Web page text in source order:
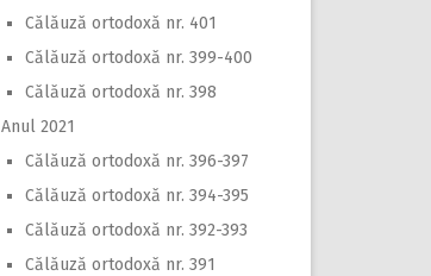
Călăuză ortodoxă nr. 401
Călăuză ortodoxă nr. 399-400
Călăuză ortodoxă nr. 398
Anul 2021
Călăuză ortodoxă nr. 396-397
Călăuză ortodoxă nr. 394-395
Călăuză ortodoxă nr. 392-393
Călăuză ortodoxă nr. 391